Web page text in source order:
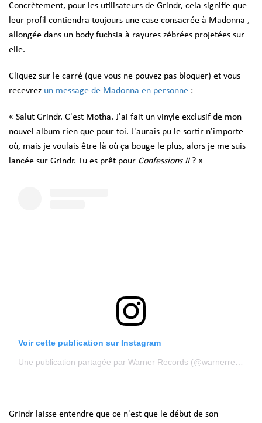
Concrètement, pour les utilisateurs de Grindr, cela signifie que
leur profil contiendra toujours une case consacrée à Madonna ,
allongée dans un body fuchsia à rayures zébrées projetées sur
elle.
Cliquez sur le carré (que vous ne pouvez pas bloquer) et vous
recevrez un message de Madonna en personne :
« Salut Grindr. C'est Motha. J'ai fait un vinyle exclusif de mon
nouvel album rien que pour toi. J'aurais pu le sortir n'importe
où, mais je voulais être là où ça bouge le plus, alors je me suis
lancée sur Grindr. Tu es prêt pour Confessions II ? »
Voir cette publication sur Instagram
Grindr laisse entendre que ce n'est que le début de son